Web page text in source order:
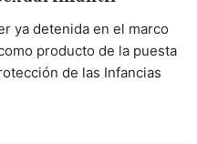
ya detenida en el marco
producto de la puesta
de las Infancias